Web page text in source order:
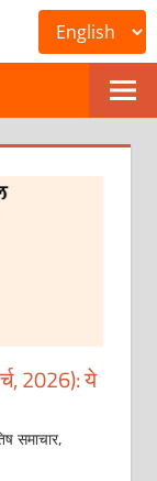
2026): ये
समाचार,